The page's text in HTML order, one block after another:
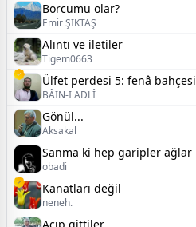
Borcumu olar?
Emir ŞIKTAŞ
Alıntı ve iletiler
Tigem0663
Ülfet perdesi 5: fenâ bahçesi
BÂİN-İ ADLÎ
Gönül...
Aksakal
Sanma ki hep garipler ağlar
obadi
Kanatları değil
neneh.